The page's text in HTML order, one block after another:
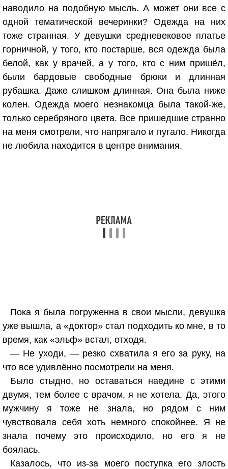
наводило на подобную мысль. А может они все с
одной тематической вечеринки? Одежда на них
тоже странная. У девушки средневековое платье
горничной, у того, кто постарше, вся одежда была
белой, как у врачей, а у того, кто с ним пришёл,
были бардовые свободные брюки и длинная
рубашка. Даже слишком длинная. Она была ниже
колен. Одежда моего незнакомца была такой-же,
только серебряного цвета. Все пришедшие странно
на меня смотрели, что напрягало и пугало. Никогда
не любила находится в центре внимания.
Пока я была погруженна в свои мысли, девушка
уже вышла, а «доктор» стал подходить ко мне, в то
время, как «эльф» встал, отходя.
— Не уходи, — резко схватила я его за руку, на
что все удивлённо посмотрели на меня.
Было стыдно, но оставаться наедине с этими
двумя, тем более с врачом, я не хотела. Да, этого
мужчину я тоже не знала, но рядом с ним
чувствовала себя хоть немного спокойнее. Я не
знала почему это происходило, но его я не
боялась.
Казалось, что из-за моего поступка его злость